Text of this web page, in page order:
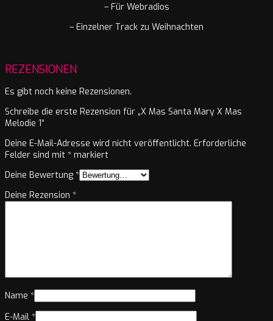
– Für Webradios
– Einzelner Track zu Weihnachten
REZENSIONEN
Es gibt noch keine Rezensionen.
Schreibe die erste Rezension für „X Mas Santa Mary X Mas
Melodie 1“
Deine E-Mail-Adresse wird nicht veröffentlicht. Erforderliche
Felder sind mit * markiert
Deine Bewertung *
Deine Rezension *
Name *
E-Mail *